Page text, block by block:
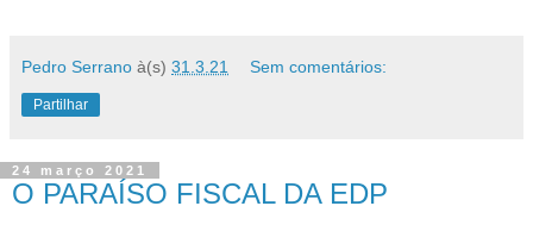
Pedro Serrano à(s) 31.3.21 Sem comentários:
Partilhar
24 março 2021
O PARAÍSO FISCAL DA EDP